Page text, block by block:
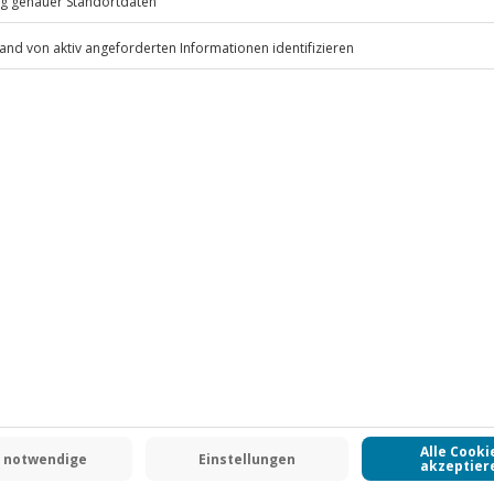
wie für einen Spaziergang